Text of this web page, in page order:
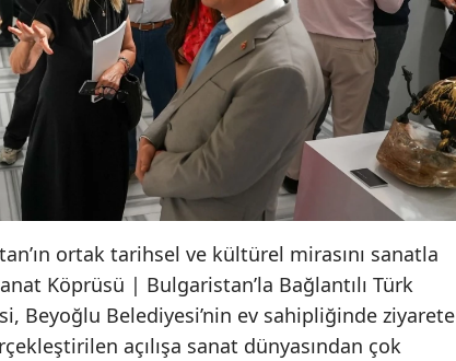
ortak tarihsel ve kültürel mirasını sanatla
Köprüsü | Bulgaristan’la Bağlantılı Türk
Beyoğlu Belediyesi’nin ev sahipliğinde ziyarete
açılışa sanat dünyasından çok